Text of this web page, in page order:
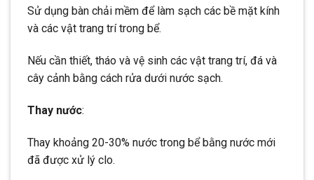
Sử dụng bàn chải mềm để làm sạch các bề mặt kính
và các vật trang trí trong bể.
Nếu cần thiết, tháo và vệ sinh các vật trang trí, đá và
cây cảnh bằng cách rửa dưới nước sạch.
Thay nước:
Thay khoảng 20-30% nước trong bể bằng nước mới
đã được xử lý clo.